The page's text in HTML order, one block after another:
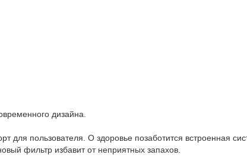
дизайна.
пользователя. О здоровье позаботится встроенная
фильтр избавит от неприятных запахов.